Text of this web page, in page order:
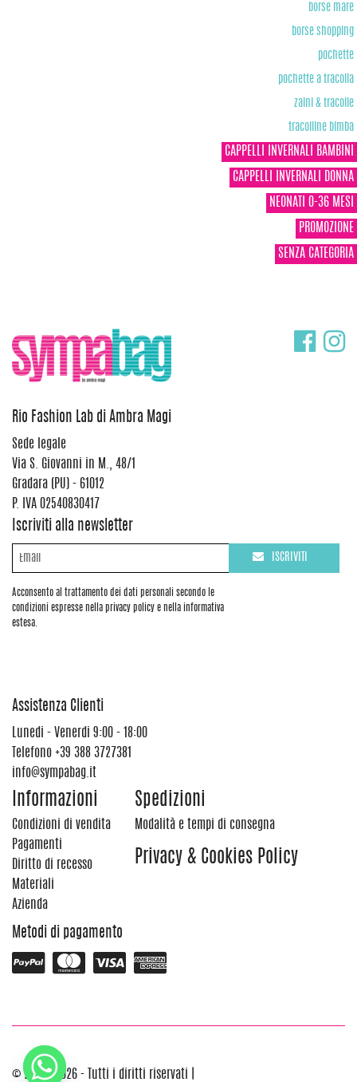
borse mare
borse shopping
pochette
pochette a tracolla
zaini & tracolle
tracolline bimba
CAPPELLI INVERNALI BAMBINI
CAPPELLI INVERNALI DONNA
NEONATI 0-36 MESI
PROMOZIONE
SENZA CATEGORIA
Rio Fashion Lab di Ambra Magi
Sede legale
Via S. Giovanni in M., 48/1
Gradara (PU) - 61012
P. IVA 02540830417
Iscriviti alla newsletter
Acconsento al trattamento dei dati personali secondo le
condizioni espresse nella privacy policy e nella informativa
estesa.
ISCRIVITI
Assistenza Clienti
Lunedi - Venerdi 9:00 - 18:00
Telefono +39 388 3727381
info@sympabag.it
Informazioni
Condizioni di vendita
Pagamenti
Diritto di recesso
Materiali
Azienda
Spedizioni
Modalità e tempi di consegna
Privacy & Cookies Policy
Metodi di pagamento
© 2012 - 2026 - Tutti i diritti riservati |